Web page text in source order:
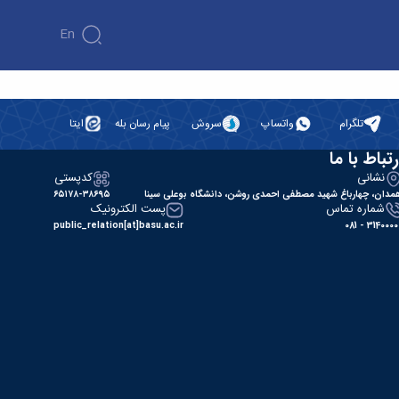
En
تلگرام واتساپ سروش پیام رسان بله ایتا
با ما
نشانی
چهارباغ شهید مصطفی احمدی روشن، دانشگاه بوعلی سینا
کدپستی
۶۵۱۷۸-۳۸۶۹۵
شماره تماس
31400000 -
پست الکترونیک
public_relation[at]basu.ac.ir